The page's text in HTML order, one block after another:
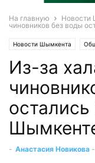
На главную Новости
чиновников без воды
Новости Шымкента
Из-за
- Анастасия Новикова -